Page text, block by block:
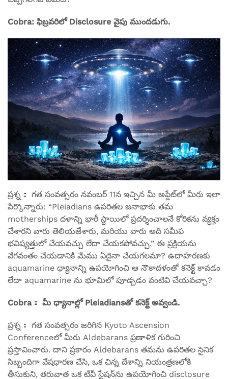
Cobra: ఫిబ్రవరిలో Disclosure వైపు ముందడుగు.
ప్రశ్న： గత సంవత్సరం నవంబర్ 11న ఇచ్చిన మీ అప్డేట్‌లో మీరు ఇలా
పేర్కొన్నారు: “Pleiadians ఉపరితల జనాభాకు తమ
motherships దళాన్ని భారీ స్థాయిలో ప్రదర్శించాలనే కోరికను వ్యక్తం
చేశారని వారు తెలియజేశారు, మరియు వారు అది సమీప
భవిష్యత్తులో చేయవచ్చు లేదా చేయకపోవచ్చు.” ఈ ప్రక్రియను
వేగవంతం చేయడానికి మేము ఏదైనా చేయగలమా? ఉదాహరణకు
aquamarine ధ్యానాన్ని ఉపయోగించి ఆ నౌకాదళంతో కనెక్ట్ కావడం
లేదా aquamarine ను భూమిలో పూడ్చడం వంటివి చేయవచ్చా?
Cobra： మీ ధ్యానాల్లో Pleiadians‌తో కనెక్ట్ అవ్వండి.
ప్రశ్న： గత సంవత్సరం జరిగిన Kyoto Ascension
Conferenceలో మీరు Aldebarans ప్రణాళిక గురించి
ప్రస్తావించారు. దాని ప్రకారం Aldebarans తమను ఉపరితల సైనిక
సిబ్బందిగా వేషధారణ చేసి, ఒక చిన్న దేశాన్ని నియంత్రణలోకి
తీసుకుని, తరువాత ఒక టీవీ స్టేషన్‌ను ఉపయోగించి disclosure